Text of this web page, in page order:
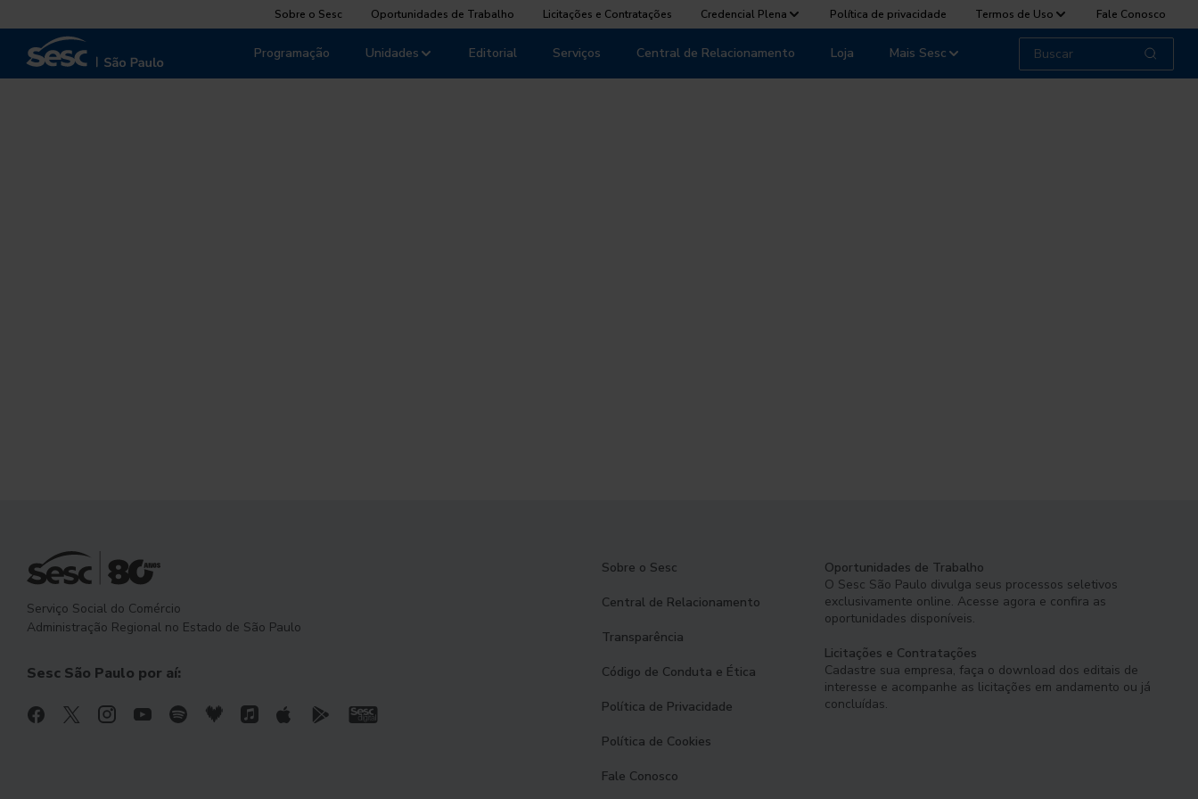
Sobre o Sesc Oportunidades de Trabalho Licitações e Contratações Credencial Plena Política de privacidade Termos de Uso Fale Conosco
Unidades
Programação Editorial Serviços Central de Relacionamento Loja Mais Sesc
Serviço Social do Comércio
Administração Regional no Estado de São Paulo
Sesc São Paulo por aí:
Sobre o Sesc
Central de Relacionamento
Transparência
Código de Conduta e Ética
Política de Privacidade
Política de Cookies
Fale Conosco
Oportunidades de Trabalho
O Sesc São Paulo divulga seus processos seletivos
exclusivamente online. Acesse agora e confira as
oportunidades disponíveis.
Licitações e Contratações
Cadastre sua empresa, faça o download dos editais de
interesse e acompanhe as licitações em andamento ou já
concluídas.